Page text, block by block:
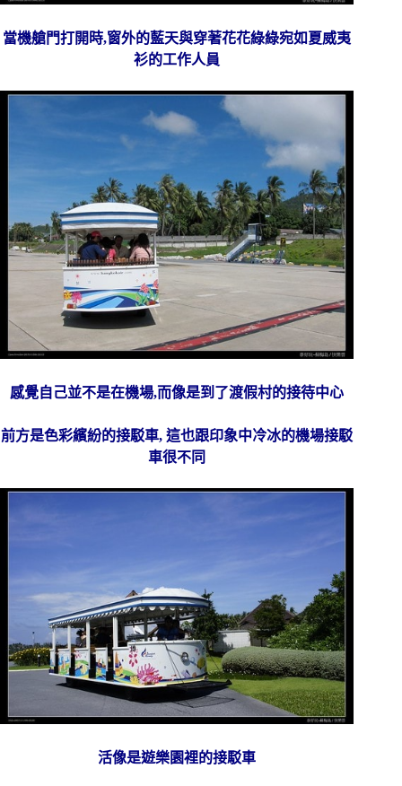
當機艙門打開時,窗外的藍天與穿著花花綠綠宛如夏威夷
衫的工作人員
感覺自己並不是在機場,而像是到了渡假村的接待中心
前方是色彩繽紛的接駁車, 這也跟印象中冷冰的機場接駁
車很不同
活像是遊樂園裡的接駁車